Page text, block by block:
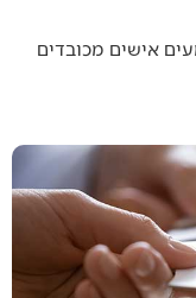
אישים מכובדים